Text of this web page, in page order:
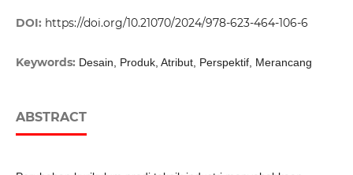
DOI: https://doi.org/10.21070/2024/978-623-464-106-6
Keywords: Desain, Produk, Atribut, Perspektif, Merancang
ABSTRACT